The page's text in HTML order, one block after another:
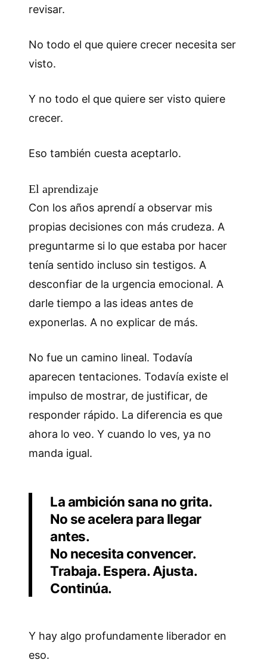
revisar.
No todo el que quiere crecer necesita ser
visto.
Y no todo el que quiere ser visto quiere
crecer.
Eso también cuesta aceptarlo.
El aprendizaje
Con los años aprendí a observar mis
propias decisiones con más crudeza. A
preguntarme si lo que estaba por hacer
tenía sentido incluso sin testigos. A
desconfiar de la urgencia emocional. A
darle tiempo a las ideas antes de
exponerlas. A no explicar de más.
No fue un camino lineal. Todavía
aparecen tentaciones. Todavía existe el
impulso de mostrar, de justificar, de
responder rápido. La diferencia es que
ahora lo veo. Y cuando lo ves, ya no
manda igual.
La ambición sana no grita.
No se acelera para llegar
antes.
No necesita convencer.
Trabaja. Espera. Ajusta.
Continúa.
Y hay algo profundamente liberador en
eso.